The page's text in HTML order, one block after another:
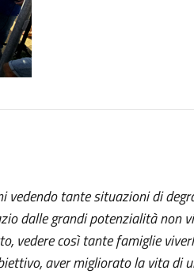
tante situazioni di
dalle grandi potenzialità non
vedere così tante famiglie
aver migliorato la vita di